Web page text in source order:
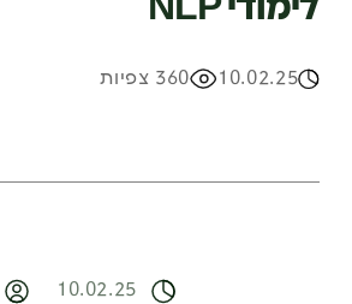
10.02.25 360 צפיות
10.02.25